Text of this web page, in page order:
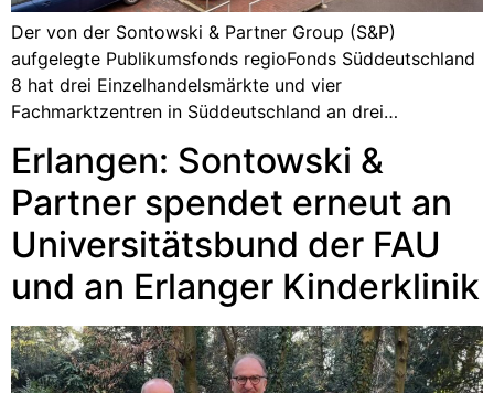
Der von der Sontowski & Partner Group (S&P)
aufgelegte Publikumsfonds regioFonds Süddeutschland
8 hat drei Einzelhandelsmärkte und vier
Fachmarktzentren in Süddeutschland an drei…
Erlangen: Sontowski &
Partner spendet erneut an
Universitätsbund der FAU
und an Erlanger Kinderklinik